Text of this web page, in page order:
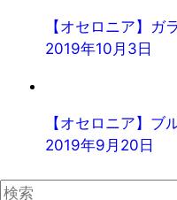
【オセロニア】ガ
2019年10月3日
【オセロニア】ブ
2019年9月20日